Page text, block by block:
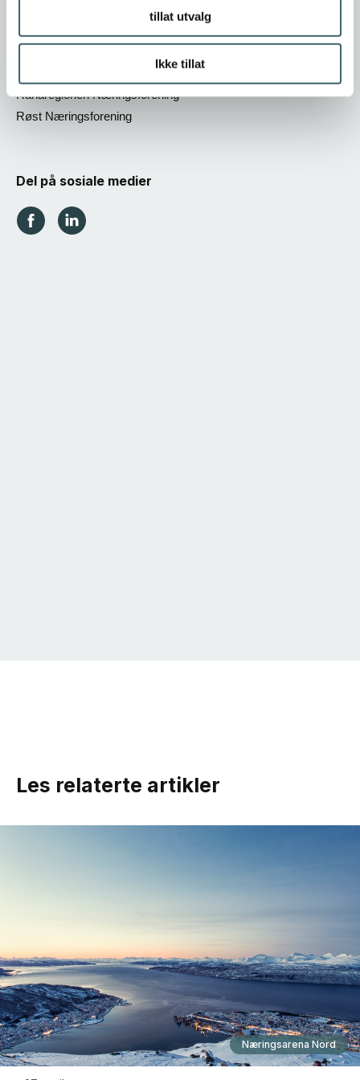
tillat utvalg
Ikke tillat
Ranaregionen Næringsforening
Røst Næringsforening
Del på sosiale medier
Les relaterte artikler
Næringsarena Nord